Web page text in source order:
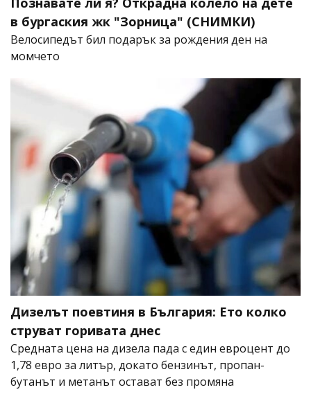
в бургаския жк "Зорница" (СНИМКИ)
Велосипедът бил подарък за рождения ден на
момчето
Дизелът поевтиня в България: Ето колко
струват горивата днес
Средната цена на дизела пада с един евроцент до
1,78 евро за литър, докато бензинът, пропан-
бутанът и метанът остават без промяна